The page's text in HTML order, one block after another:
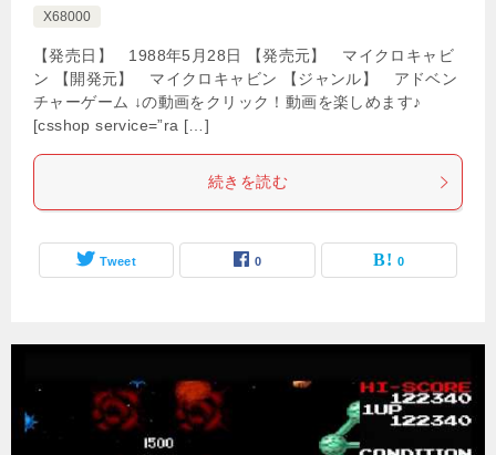
X68000
【発売日】 1988年5月28日 【発売元】 マイクロキャビ
ン 【開発元】 マイクロキャビン 【ジャンル】 アドベン
チャーゲーム ↓の動画をクリック！動画を楽しめます♪
[csshop service=”ra […]
続きを読む
Tweet 0 0